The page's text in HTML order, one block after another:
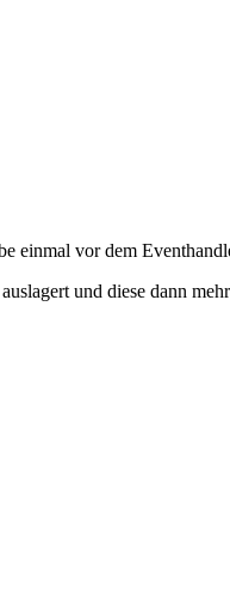
einmal vor dem
und diese dann